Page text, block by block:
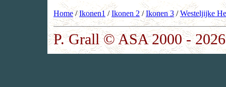
Home/Ikonen1 /Ikonen 2/Ikonen 3/Westeljijke
P. Grall © ASA 2000 -